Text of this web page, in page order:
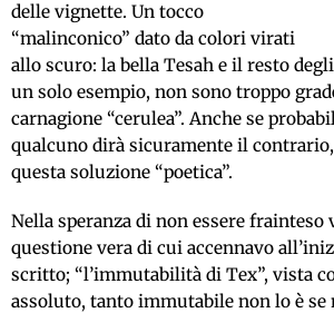
delle vignette. Un tocco
“malinconico” dato da colori virati
allo scuro: la bella Tesah e il resto
un solo esempio, non sono troppo
carnagione “cerulea”. Anche se
qualcuno dirà sicuramente il
questa soluzione “poetica”.
Nella speranza di non essere
questione vera di cui accennavo
scritto; “l’immutabilità di Tex”, vista
assoluto, tanto immutabile non lo è se